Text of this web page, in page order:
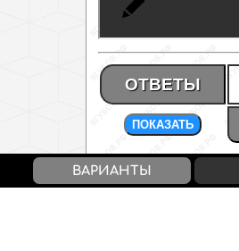
ОТВЕТЫ
ПОКАЗАТЬ
ВАРИАНТЫ